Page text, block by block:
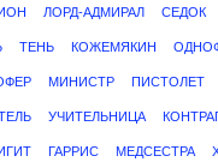
ЛОРД-АДМИРАЛ СЕДОК
ТЕНЬ КОЖЕМЯКИН
МИНИСТР ПИСТОЛЕТ
УЧИТЕЛЬНИЦА
ГАРРИС МЕДСЕСТРА